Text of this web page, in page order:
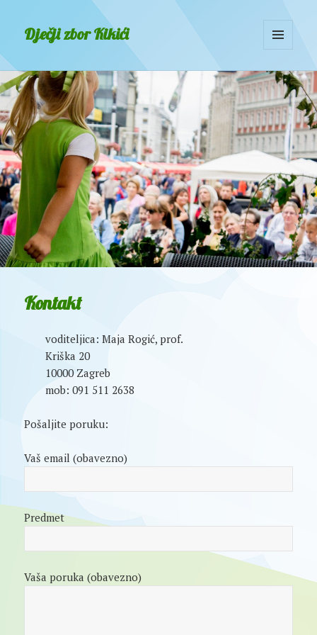
Dječji zbor Kikići
WIDGETS
Kontakt
voditeljica: Maja Rogić, prof.
Kriška 20
10000 Zagreb
mob: 091 511 2638
Pošaljite poruku:
Vaš email (obavezno)
Predmet
Vaša poruka (obavezno)